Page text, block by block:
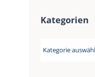
Kategorien
Kategorien